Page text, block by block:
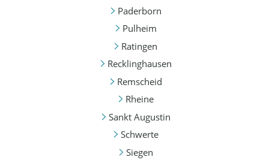
Paderborn
Pulheim
Ratingen
Recklinghausen
Remscheid
Rheine
Sankt Augustin
Schwerte
Siegen